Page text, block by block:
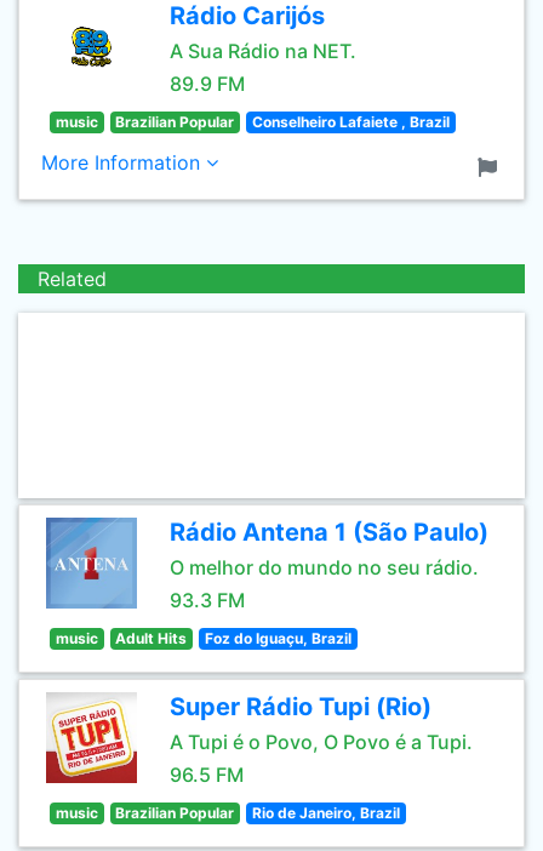
Rádio Carijós
A Sua Rádio na NET.
89.9 FM
music Brazilian Popular Conselheiro Lafaiete , Brazil
More Information
Related
Rádio Antena 1 (São Paulo)
O melhor do mundo no seu rádio.
93.3 FM
music Adult Hits Foz do Iguaçu, Brazil
Super Rádio Tupi (Rio)
A Tupi é o Povo, O Povo é a Tupi.
96.5 FM
music Brazilian Popular Rio de Janeiro, Brazil